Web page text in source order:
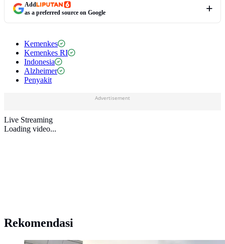
Add
as a preferred source on Google
Kemenkes
Kemenkes RI
Indonesia
Alzheimer
Penyakit
Advertisement
Live Streaming
Loading video...
Rekomendasi